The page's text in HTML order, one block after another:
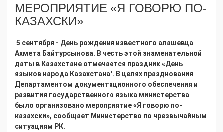
МЕРОПРИЯТИЕ «Я ГОВОРЮ ПО-
КАЗАХСКИ»
5 сентября - День рождения известного алашевца
Ахмета Байтурсынова. В честь этой знаменательной
даты в Казахстане отмечается праздник «День
языков народа Казахстана". В целях празднования
Департаментом документационного обеспечения и
развития государственного языка министерства
было организовано мероприятие «Я говорю по-
казахски», сообщает Министерство по чрезвычайным
ситуациям РК.